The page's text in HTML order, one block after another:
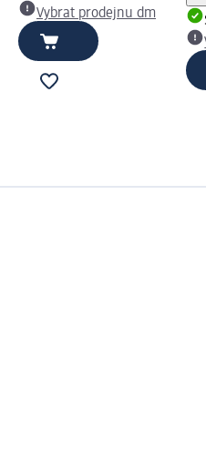
Vybrat prodejnu dm